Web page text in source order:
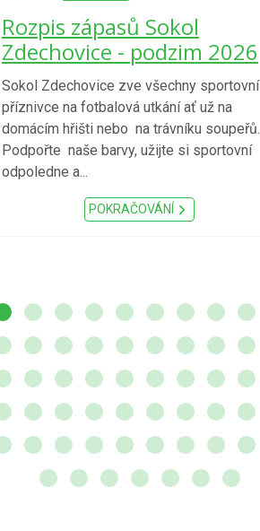
Rozpis zápasů Sokol
Zdechovice - podzim 2026
Sokol Zdechovice zve všechny sportovní
příznivce na fotbalová utkání ať už na
domácím hřišti nebo na trávníku soupeřů.
Podpořte naše barvy, užijte si sportovní
odpoledne a...
POKRAČOVÁNÍ